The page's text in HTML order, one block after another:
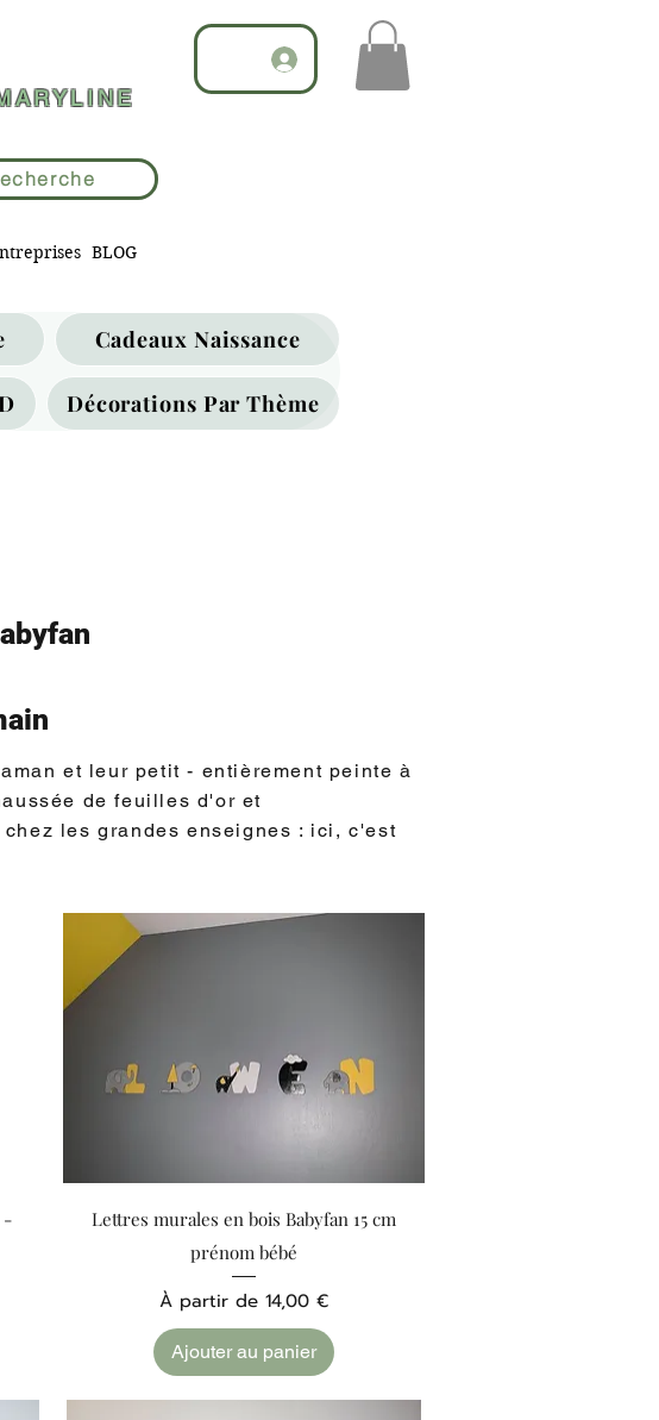
BLOG
Cadeaux Naissance
Décorations Par Thème
et leur petit - entièrement peinte à
de feuilles d'or et
les grandes enseignes : ici, c'est
-
Aperçu rapide
Lettres murales en bois Babyfan 15 cm
prénom bébé
À partir de14,00 €
Prix promotionnel
Ajouter au panier